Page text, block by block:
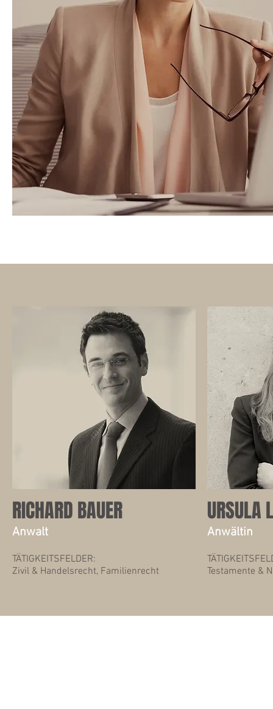
RICHARD BAUER
Anwalt
TÄTIGKEITSFELDER:
Zivil & Handelsrecht, Familienrecht
URSULA
Anwältin
Testamente &